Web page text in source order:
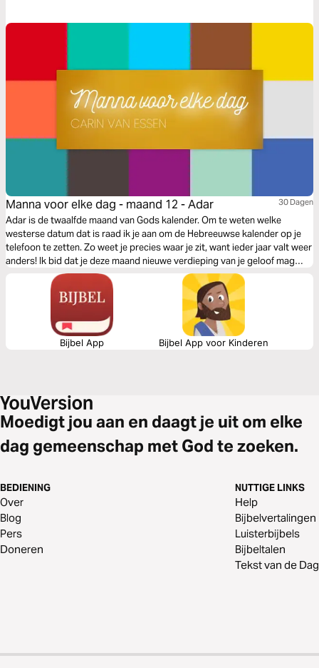
Manna voor elke dag - maand 12 - Adar 30 Dagen
Adar is de twaalfde maand van Gods kalender. Om te weten welke
westerse datum dat is raad ik je aan om de Hebreeuwse kalender op je
telefoon te zetten. Zo weet je precies waar je zit, want ieder jaar valt weer
anders! Ik bid dat je deze maand nieuwe verdieping van je geloof mag
ontvangen. Elke maand volgt een nieuw leesplan met Gods kalender en
Bijbel App Bijbel App voor Kinderen
Moedigt jou aan en daagt je uit om elke
dag gemeenschap met God te zoeken.
BEDIENING
Over
Blog
Pers
Doneren
NUTTIGE LINKS
Help
Bijbelvertalingen
Luisterbijbels
Bijbeltalen
Tekst van de Dag